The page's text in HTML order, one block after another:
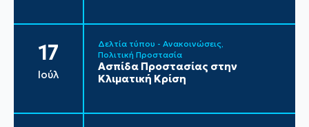
17
Ιούλ
Δελτία τύπου - Ανακοινώσεις
Πολιτική Προστασία
Ασπίδα Προστασίας στην
Κλιματική Κρίση